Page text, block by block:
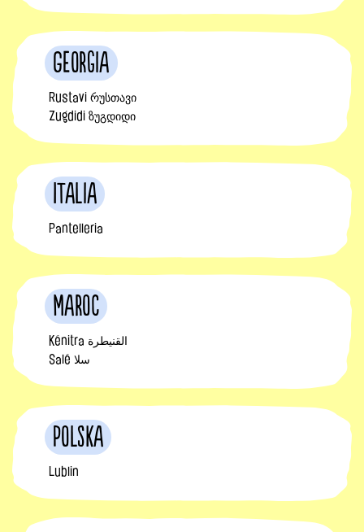
Georgia
Rustavi რუსთავი
Zugdidi ზუგდიდი
Italia
Pantelleria
Maroc
Kénitra القنيطرة
Salé سلا
Polska
Lublin